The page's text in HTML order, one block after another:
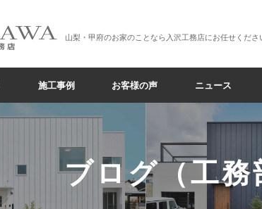
山梨・甲府のお家のことなら入沢工務店にお任せくださ
施工事例 お客様の声 ニュース
ブログ（工